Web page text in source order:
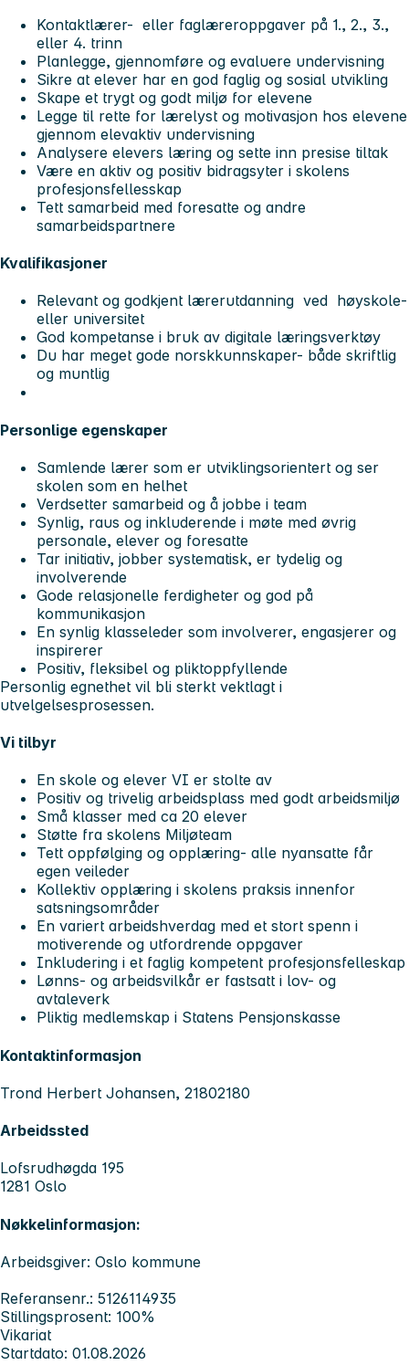
Kontaktlærer- eller faglæreroppgaver på 1., 2., 3.,
eller 4. trinn
Planlegge, gjennomføre og evaluere undervisning
Sikre at elever har en god faglig og sosial utvikling
Skape et trygt og godt miljø for elevene
Legge til rette for lærelyst og motivasjon hos elevene
gjennom elevaktiv undervisning
Analysere elevers læring og sette inn presise tiltak
Være en aktiv og positiv bidragsyter i skolens
profesjonsfellesskap
Tett samarbeid med foresatte og andre
samarbeidspartnere
Kvalifikasjoner
Relevant og godkjent lærerutdanning ved høyskole-
eller universitet
God kompetanse i bruk av digitale læringsverktøy
Du har meget gode norskkunnskaper- både skriftlig
og muntlig
Personlige egenskaper
Samlende lærer som er utviklingsorientert og ser
skolen som en helhet
Verdsetter samarbeid og å jobbe i team
Synlig, raus og inkluderende i møte med øvrig
personale, elever og foresatte
Tar initiativ, jobber systematisk, er tydelig og
involverende
Gode relasjonelle ferdigheter og god på
kommunikasjon
En synlig klasseleder som involverer, engasjerer og
inspirerer
Positiv, fleksibel og pliktoppfyllende
Personlig egnethet vil bli sterkt vektlagt i
utvelgelsesprosessen.
Vi tilbyr
En skole og elever VI er stolte av
Positiv og trivelig arbeidsplass med godt arbeidsmiljø
Små klasser med ca 20 elever
Støtte fra skolens Miljøteam
Tett oppfølging og opplæring- alle nyansatte får
egen veileder
Kollektiv opplæring i skolens praksis innenfor
satsningsområder
En variert arbeidshverdag med et stort spenn i
motiverende og utfordrende oppgaver
Inkludering i et faglig kompetent profesjonsfelleskap
Lønns- og arbeidsvilkår er fastsatt i lov- og
avtaleverk
Pliktig medlemskap i Statens Pensjonskasse
Kontaktinformasjon
Trond Herbert Johansen, 21802180
Arbeidssted
Lofsrudhøgda 195
1281 Oslo
Nøkkelinformasjon:
Arbeidsgiver: Oslo kommune
Referansenr.: 5126114935
Stillingsprosent: 100%
Vikariat
Startdato: 01.08.2026